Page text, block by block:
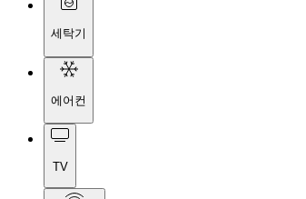
세탁기
에어컨
TV